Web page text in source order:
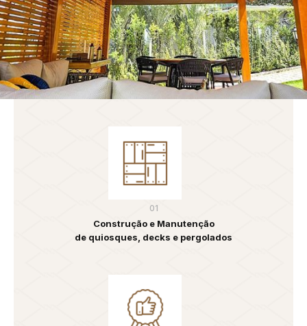
01
Construção e Manutenção
de quiosques, decks e pergolados